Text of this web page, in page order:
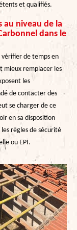
et qualifiés.
au niveau de la
dans le
vérifier de temps en
mieux remplacer les
les
de contacter des
se charger de ce
en sa disposition
règles de sécurité
ou EPI.